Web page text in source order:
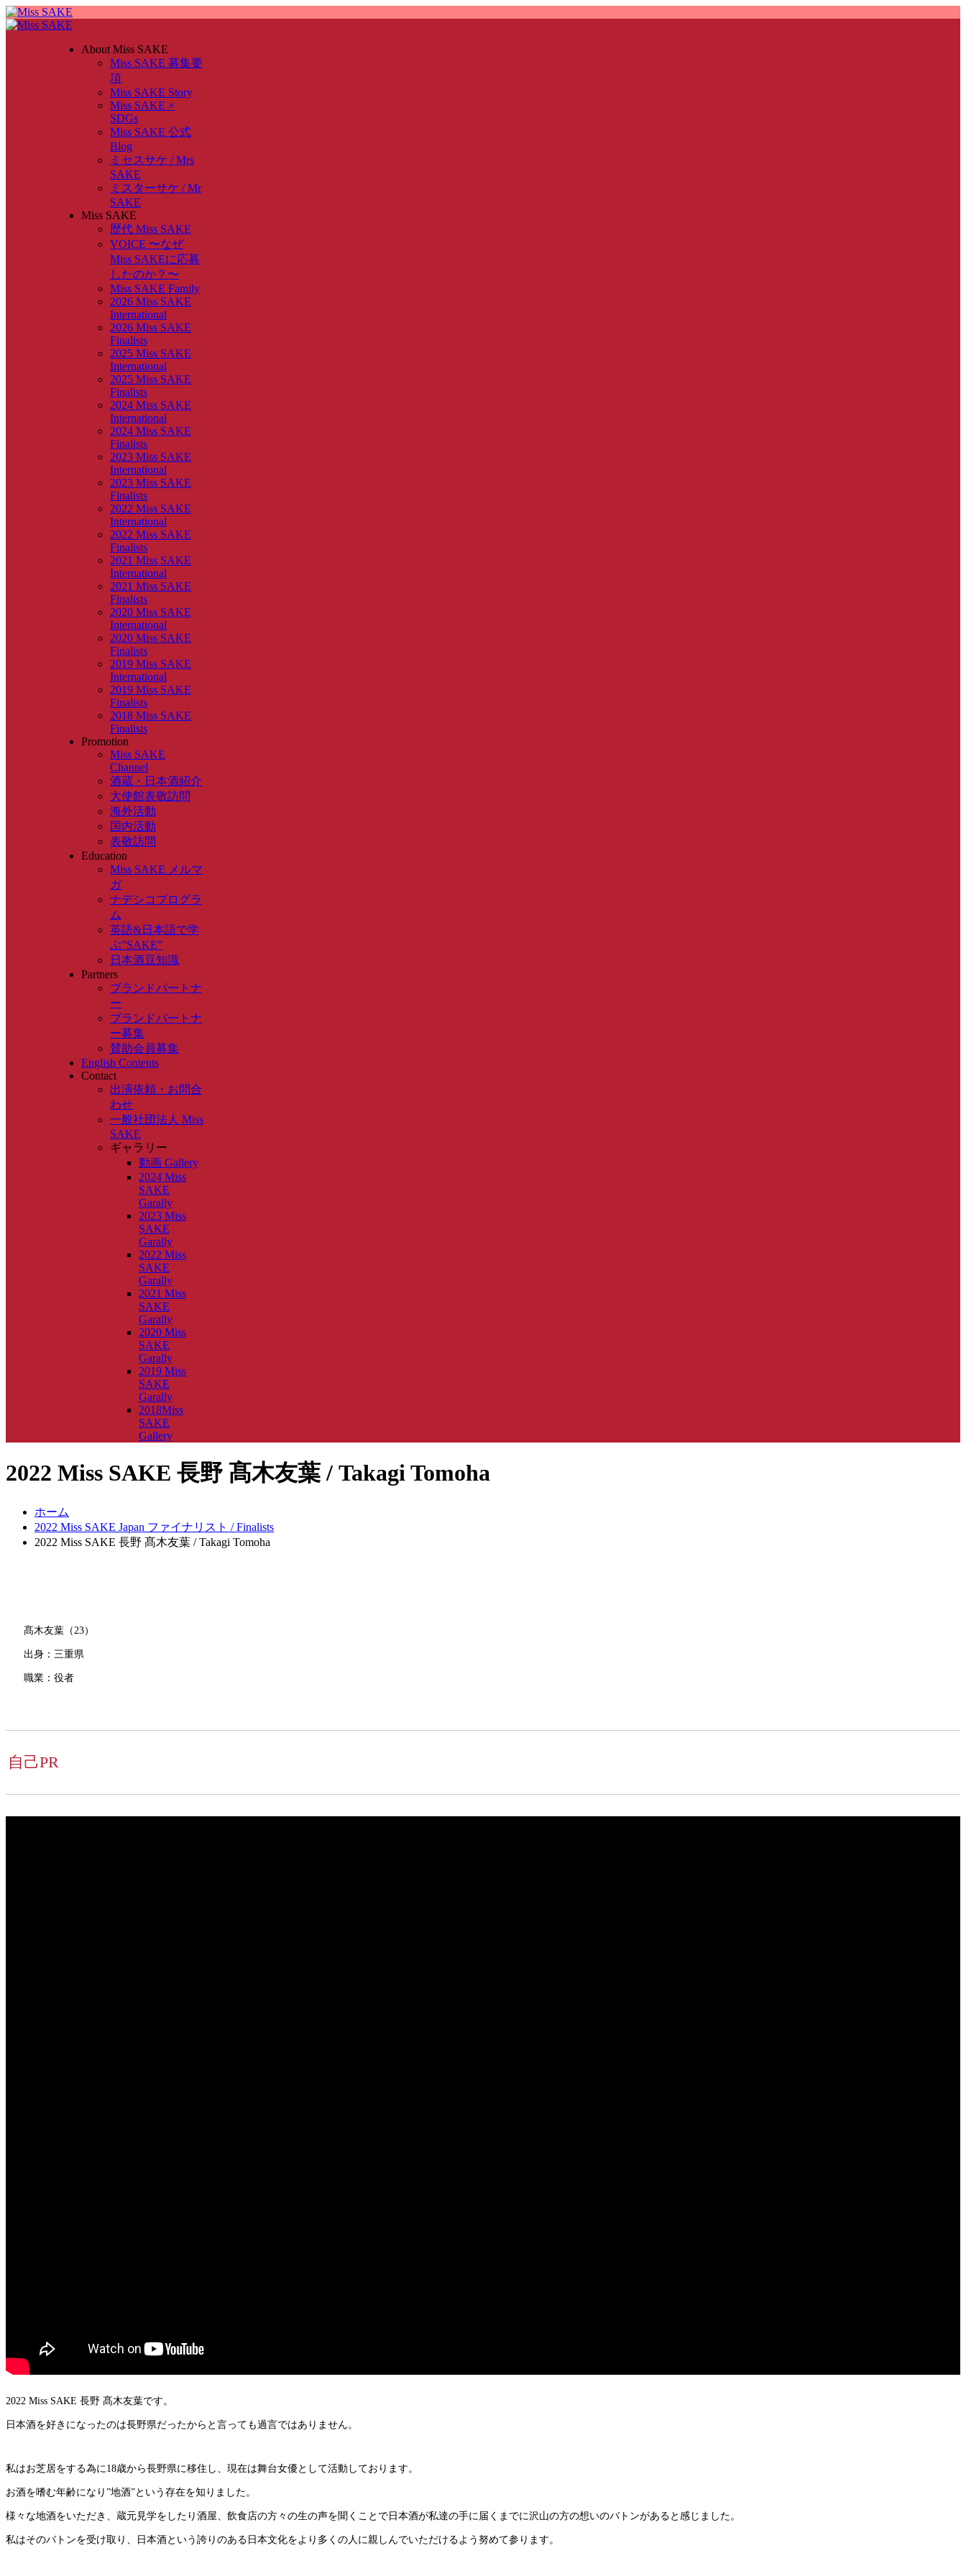
About Miss SAKE
Miss SAKE 募集要
項
Miss SAKE Story
Miss SAKE ×
SDGs
Miss SAKE 公式
Blog
ミセスサケ / Mrs
SAKE
ミスターサケ / Mr
SAKE
Miss SAKE
歴代 Miss SAKE
VOICE 〜なぜ
Miss SAKEに応募
したのか？〜
Miss SAKE Family
2026 Miss SAKE
International
2026 Miss SAKE
Finalists
2025 Miss SAKE
International
2025 Miss SAKE
Finalists
2024 Miss SAKE
International
2024 Miss SAKE
Finalists
2023 Miss SAKE
International
2023 Miss SAKE
Finalists
2022 Miss SAKE
International
2022 Miss SAKE
Finalists
2021 Miss SAKE
International
2021 Miss SAKE
Finalists
2020 Miss SAKE
International
2020 Miss SAKE
Finalists
2019 Miss SAKE
International
2019 Miss SAKE
Finalists
2018 Miss SAKE
Finalists
Promotion
Miss SAKE
Channel
酒蔵・日本酒紹介
大使館表敬訪問
海外活動
国内活動
表敬訪問
Education
Miss SAKE メルマ
ガ
ナデシコプログラ
ム
英語&日本語で学
ぶ”SAKE”
日本酒豆知識
Partners
ブランドパートナ
ー
ブランドパートナ
ー募集
賛助会員募集
English Contents
Contact
出演依頼・お問合
わせ
一般社団法人 Miss
SAKE
ギャラリー
動画 Gallery
2024 Miss
SAKE
Garally
2023 Miss
SAKE
Garally
2022 Miss
SAKE
Garally
2021 Miss
SAKE
Garally
2020 Miss
SAKE
Garally
2019 Miss
SAKE
Garally
2018Miss
SAKE
Gallery
2022 Miss SAKE 長野 髙木友葉 / Takagi Tomoha
ホーム
2022 Miss SAKE Japan ファイナリスト / Finalists
2022 Miss SAKE 長野 髙木友葉 / Takagi Tomoha
髙木友葉（23）
出身：三重県
職業：役者
自己PR
2022 Miss SAKE 長野 髙木友葉です。
日本酒を好きになったのは長野県だったからと言っても過言ではありません。
私はお芝居をする為に18歳から長野県に移住し、現在は舞台女優として活動しております。
お酒を嗜む年齢になり”地酒”という存在を知りました。
様々な地酒をいただき、蔵元見学をしたり酒屋、飲食店の方々の生の声を聞くことで日本酒が私達の手に届くまでに沢山の方の想いのバトンがあると感じました。
私はそのバトンを受け取り、日本酒という誇りのある日本文化をより多くの人に親しんでいただけるよう努めて参ります。